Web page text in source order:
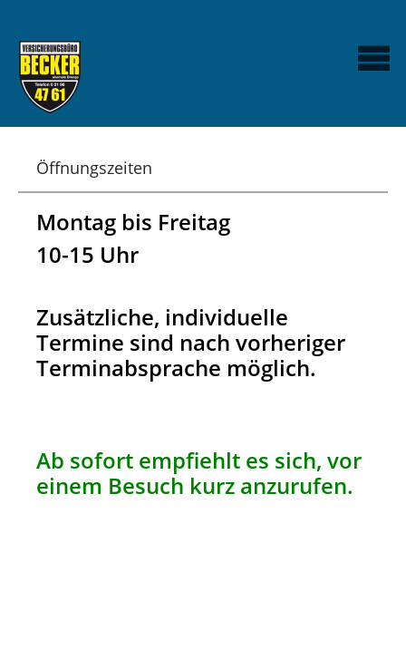
Öffnungszeiten
Montag bis Freitag
10-15 Uhr
Zusätzliche, individuelle
Termine sind nach vorheriger
Terminabsprache möglich.
Ab sofort empfiehlt es sich, vor
einem Besuch kurz anzurufen.